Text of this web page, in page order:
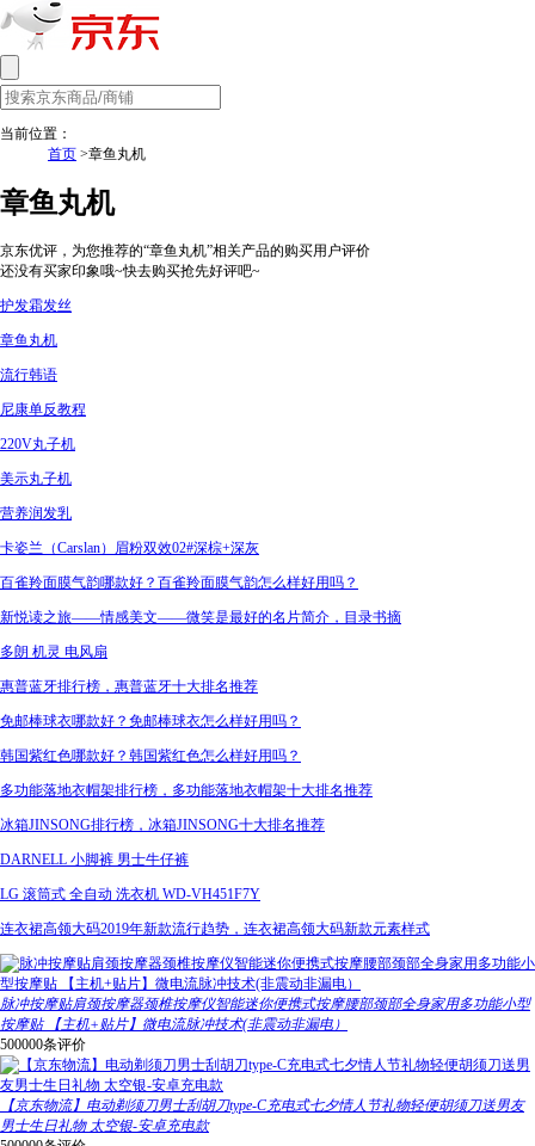
当前位置：
首页 >章鱼丸机
章鱼丸机
京东优评，为您推荐的“章鱼丸机”相关产品的购买用户评价
还没有买家印象哦~快去购买抢先好评吧~
护发霜发丝
章鱼丸机
流行韩语
尼康单反教程
220V丸子机
美示丸子机
营养润发乳
卡姿兰（Carslan）眉粉双效02#深棕+深灰
百雀羚面膜气韵哪款好？百雀羚面膜气韵怎么样好用吗？
新悦读之旅——情感美文——微笑是最好的名片简介，目录书摘
多朗 机灵 电风扇
惠普蓝牙排行榜，惠普蓝牙十大排名推荐
免邮棒球衣哪款好？免邮棒球衣怎么样好用吗？
韩国紫红色哪款好？韩国紫红色怎么样好用吗？
多功能落地衣帽架排行榜，多功能落地衣帽架十大排名推荐
冰箱JINSONG排行榜，冰箱JINSONG十大排名推荐
DARNELL 小脚裤 男士牛仔裤
LG 滚筒式 全自动 洗衣机 WD-VH451F7Y
连衣裙高领大码2019年新款流行趋势，连衣裙高领大码新款元素样式
脉冲按摩贴肩颈按摩器颈椎按摩仪智能迷你便携式按摩腰部颈部全身家用多功能小型
按摩贴 【主机+贴片】微电流脉冲技术(非震动非漏电）
500000条评价
【京东物流】电动剃须刀男士刮胡刀type-C充电式七夕情人节礼物轻便胡须刀送男友
男士生日礼物 太空银-安卓充电款